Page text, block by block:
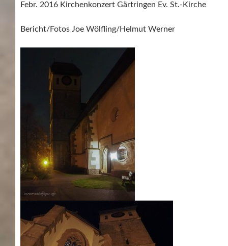
Febr. 2016 Kirchenkonzert Gärtringen Ev. St.-Kirche
Bericht/Fotos Joe Wölfling/Helmut Werner